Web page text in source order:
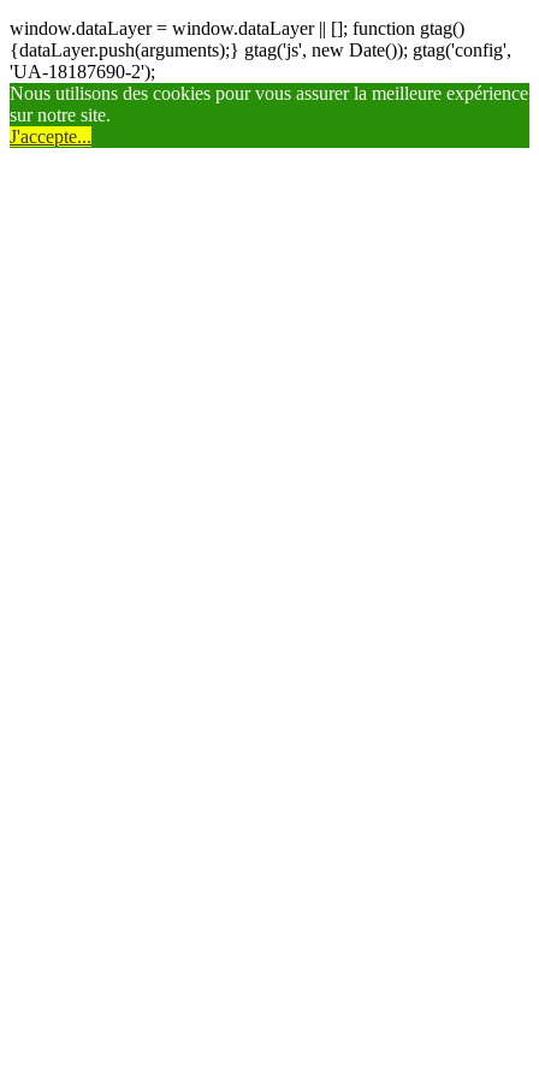
window.dataLayer = window.dataLayer || []; function gtag()
{dataLayer.push(arguments);} gtag('js', new Date()); gtag('config',
'UA-18187690-2');
Nous utilisons des cookies pour vous assurer la meilleure expérience
sur notre site.
J'accepte...